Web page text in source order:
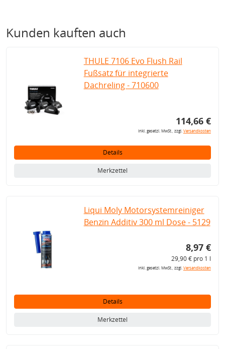
Kunden kauften auch
THULE 7106 Evo Flush Rail
Fußsatz für integrierte
Dachreling - 710600
114,66 €
inkl. gesetzl. MwSt., zzgl.Versandkosten
Details
Merkzettel
Liqui Moly Motorsystemreiniger
Benzin Additiv 300 ml Dose - 5129
8,97 €
29,90 € pro 1 l
inkl. gesetzl. MwSt., zzgl.Versandkosten
Details
Merkzettel